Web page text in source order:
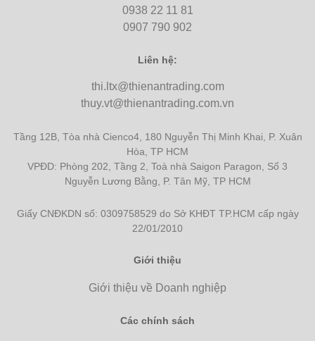
0938 22 11 81
0907 790 902
Liên hệ:
thi.ltx@thienantrading.com
thuy.vt@thienantrading.com.vn
Tầng 12B, Tòa nhà Cienco4, 180 Nguyễn Thị Minh Khai, P. Xuân
Hòa, TP HCM
VPĐD: Phòng 202, Tầng 2, Toà nhà Saigon Paragon, Số 3
Nguyễn Lương Bằng, P. Tân Mỹ, TP HCM
Giấy CNĐKDN số: 0309758529 do Sở KHĐT TP.HCM cấp ngày
22/01/2010
Giới thiệu
Giới thiệu về Doanh nghiệp
Các chính sách